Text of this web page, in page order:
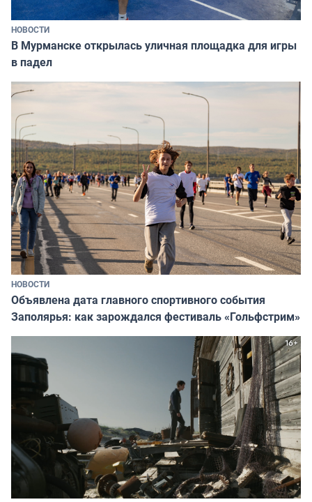
НОВОСТИ
В Мурманске открылась уличная площадка для игры
в падел
НОВОСТИ
Объявлена дата главного спортивного события
Заполярья: как зарождался фестиваль «Гольфстрим»